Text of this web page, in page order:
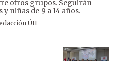
otros grupos. Seguirán
niñas de 9 a 14 años.
ÚH